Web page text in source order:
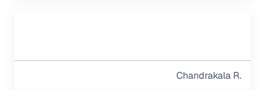
Chandrakala R.